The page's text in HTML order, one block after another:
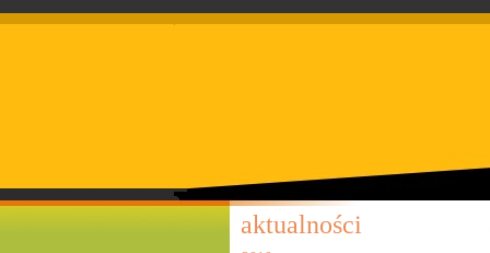
aktualności